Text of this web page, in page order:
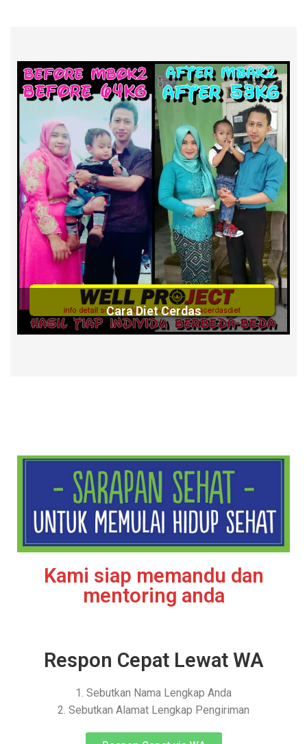
Cara Diet Cerdas
Kami siap memandu dan
mentoring anda
Respon Cepat Lewat WA
1. Sebutkan Nama Lengkap Anda
2. Sebutkan Alamat Lengkap Pengiriman